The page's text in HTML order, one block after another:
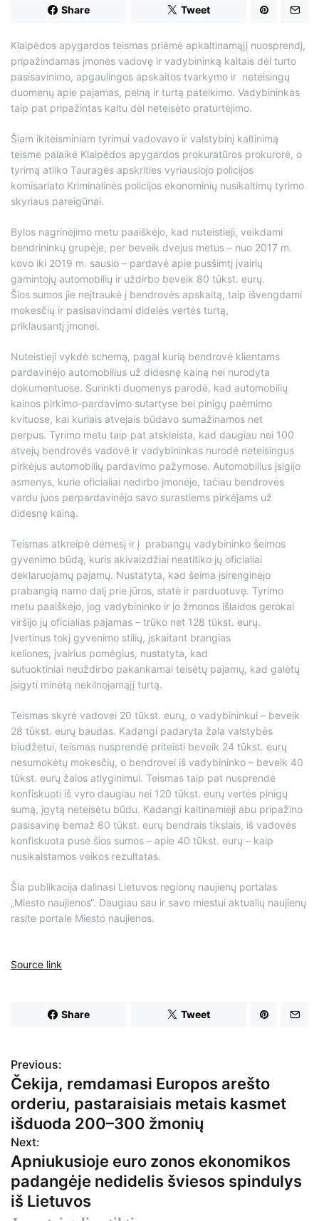
Share Tweet
Klaipėdos apygardos teismas priėmė apkaltinamąjį nuosprendį,
pripažindamas įmonės vadovę ir vadybininką kaltais dėl turto
pasisavinimo, apgaulingos apskaitos tvarkymo ir neteisingų
duomenų apie pajamas, pelną ir turtą pateikimo. Vadybininkas
taip pat pripažintas kaltu dėl neteisėto praturtėjimo.
Šiam ikiteisminiam tyrimui vadovavo ir valstybinį kaltinimą
teisme palaikė Klaipėdos apygardos prokuratūros prokurorė, o
tyrimą atliko Tauragės apskrities vyriausiojo policijos
komisariato Kriminalinės policijos ekonominių nusikaltimų tyrimo
skyriaus pareigūnai.
Bylos nagrinėjimo metu paaiškėjo, kad nuteistieji, veikdami
bendrininkų grupėje, per beveik dvejus metus – nuo 2017 m.
kovo iki 2019 m. sausio – pardavė apie pusšimtį įvairių
gamintojų automobilių ir uždirbo beveik 80 tūkst. eurų.
Šios sumos jie neįtraukė į bendrovės apskaitą, taip išvengdami
mokesčių ir pasisavindami didelės vertės turtą,
priklausantį įmonei.
Nuteistieji vykdė schemą, pagal kurią bendrovė klientams
pardavinėjo automobilius už didesnę kainą nei nurodyta
dokumentuose. Surinkti duomenys parodė, kad automobilių
kainos pirkimo-pardavimo sutartyse bei pinigų paėmimo
kvituose, kai kuriais atvejais būdavo sumažinamos net
perpus. Tyrimo metu taip pat atskleista, kad daugiau nei 100
atvejų bendrovės vadovė ir vadybininkas nurodė neteisingus
pirkėjus automobilių pardavimo pažymose. Automobilius įsigijo
asmenys, kurie oficialiai nedirbo įmonėje, tačiau bendrovės
vardu juos perpardavinėjo savo surastiems pirkėjams už
didesnę kainą.
Teismas atkreipė dėmesį ir į prabangų vadybininko šeimos
gyvenimo būdą, kuris akivaizdžiai neatitiko jų oficialiai
deklaruojamų pajamų. Nustatyta, kad šeima įsirenginėjo
prabangią namo dalį prie jūros, statė ir parduotuvę. Tyrimo
metu paaiškėjo, jog vadybininko ir jo žmonos išlaidos gerokai
viršijo jų oficialias pajamas – trūko net 128 tūkst. eurų.
Įvertinus tokį gyvenimo stilių, įskaitant brangias
keliones, įvairius pomėgius, nustatyta, kad
sutuoktiniai neuždirbo pakankamai teisėtų pajamų, kad galėtų
įsigyti minėtą nekilnojamąjį turtą.
Teismas skyrė vadovei 20 tūkst. eurų, o vadybininkui – beveik
28 tūkst. eurų baudas. Kadangi padaryta žala valstybės
biudžetui, teismas nusprendė priteisti beveik 24 tūkst. eurų
nesumokėtų mokesčių, o bendrovei iš vadybininko – beveik 40
tūkst. eurų žalos atlyginimui. Teismas taip pat nusprendė
konfiskuoti iš vyro daugiau nei 120 tūkst. eurų vertės pinigų
sumą, įgytą neteisėtu būdu. Kadangi kaltinamieji abu pripažino
pasisavinę bemaž 80 tūkst. eurų bendrais tikslais, iš vadovės
konfiskuota pusė šios sumos – apie 40 tūkst. eurų – kaip
nusikalstamos veikos rezultatas.
Šia publikacija dalinasi Lietuvos regionų naujienų portalas
„Miesto naujienos“. Daugiau sau ir savo miestui aktualių naujienų
rasite portale Miesto naujienos.
Source link
Share Tweet
N
a
v
i
g
a
Previous:
Čekija, remdamasi Europos arešto
orderiu, pastaraisiais metais kasmet
išduoda 200–300 žmonių
Next:
Apniukusioje euro zonos ekonomikos
padangėje nedidelis šviesos spindulys
iš Lietuvos